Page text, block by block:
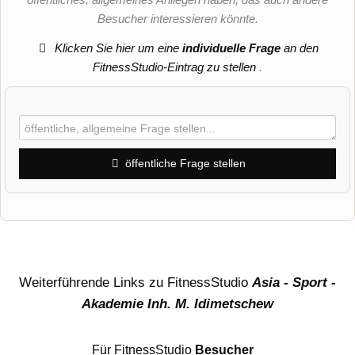
Besucher interessieren könnte.
Klicken Sie hier um eineindividuelle Frage an den
FitnessStudio-Eintrag zu stellen .
öffentliche Frage stellen
Weiterführende Links zu FitnessStudio Asia - Sport -
Akademie Inh. M. Idimetschew
Für FitnessStudio Besucher